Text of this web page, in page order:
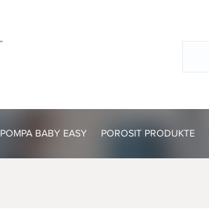
POMPA BABY EASY POROSIT PRODUKTE